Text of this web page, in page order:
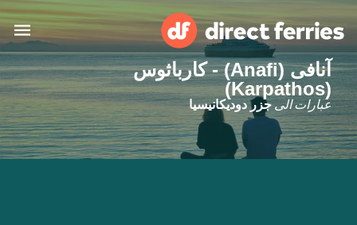
البلدان
تذاكر العبّارة
آنافی (Anafi) - كارباثوس
(Karpathos)
عبارات الى جزر دوديكانيسيا